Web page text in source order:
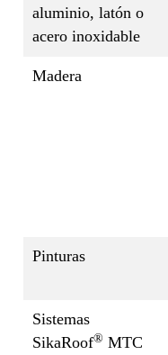
aluminio, latón o
acero inoxidable
Madera
Pinturas
Sistemas
SikaRoof® MTC